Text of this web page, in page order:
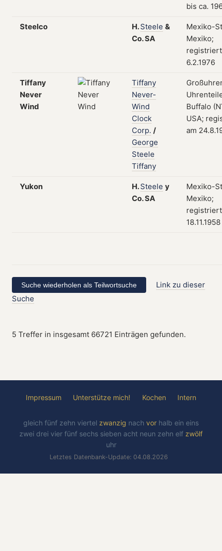
bis ca.
Steelco H.Steele &
Co.SA
Mexiko-
Mexiko;
6.2.1976
Tiffany
Never
Wind
Tiffany
Never-
Wind
Clock
Corp. /
George
Steele
Tiffany
Buffalo
USA;
am
Yukon H.Steele y
Co.SA
Mexiko-
Mexiko;
18.11.1958
Link zu dieser
Suche
5 Treffer in insgesamt 66721 Einträgen gefunden.
Impressum Unterstütze mich! Kochen Intern
gleich fünf zehn viertel zwanzig nach vor halb ein eins
zwei drei vier fünf sechs sieben acht neun zehn elf zwölf
uhr
Letztes Datenbank-Update: 04.08.2026